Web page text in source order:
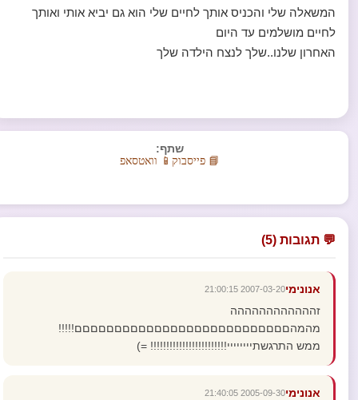
המשאלה שלי והכניס אותך לחיים שלי הוא גם יביא אותי ואותך
לחיים מושלמים עד היום
האחרון שלנו..שלך לנצח הילדה שלך
שתף:
📘 פייסבוק 📱 וואטסאפ
💬 תגובות (5)
אנונימי2007-03-20 21:00:15
זהההההההההההה
מהמהםםםםםםםםםםםםםםםםםםםםםםםםםםם!!!!!
ממש התרגשתיייייייי!!!!!!!!!!!!!!!!!!!!!!!! =)
אנונימי2005-09-30 21:40:05